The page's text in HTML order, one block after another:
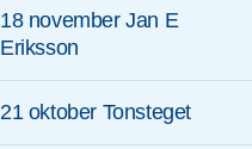
18 november Jan E
Eriksson
21 oktober Tonsteget